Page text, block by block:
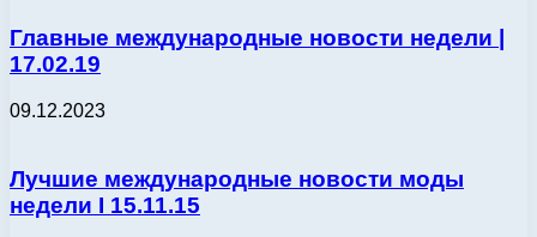
Главные международные новости недели |
17.02.19
09.12.2023
Лучшие международные новости моды
недели І 15.11.15